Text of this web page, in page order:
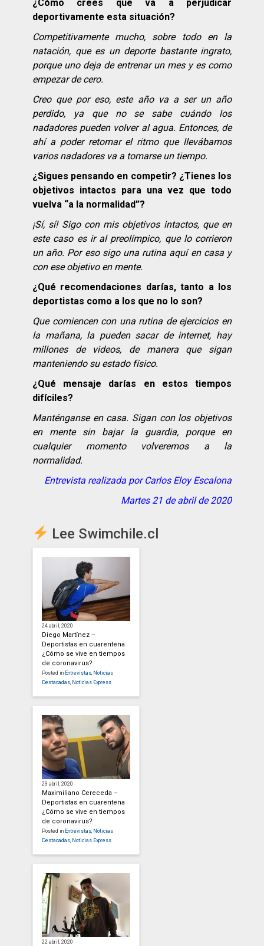
¿Cómo crees que va a perjudicar
deportivamente esta situación?
Competitivamente mucho, sobre todo en la
natación, que es un deporte bastante ingrato,
porque uno deja de entrenar un mes y es como
empezar de cero.
Creo que por eso, este año va a ser un año
perdido, ya que no se sabe cuándo los
nadadores pueden volver al agua. Entonces, de
ahí a poder retomar el ritmo que llevábamos
varios nadadores va a tomarse un tiempo.
¿Sigues pensando en competir? ¿Tienes los
objetivos intactos para una vez que todo
vuelva “a la normalidad”?
¡Sí, sí! Sigo con mis objetivos intactos, que en
este caso es ir al preolímpico, que lo corrieron
un año. Por eso sigo una rutina aquí en casa y
con ese objetivo en mente.
¿Qué recomendaciones darías, tanto a los
deportistas como a los que no lo son?
Que comiencen con una rutina de ejercicios en
la mañana, la pueden sacar de internet, hay
millones de videos, de manera que sigan
manteniendo su estado físico.
¿Qué mensaje darías en estos tiempos
difíciles?
Manténganse en casa. Sigan con los objetivos
en mente sin bajar la guardia, porque en
cualquier momento volveremos a la
normalidad.
Entrevista realizada por Carlos Eloy Escalona
Martes 21 de abril de 2020
Lee Swimchile.cl
24 abril, 2020
Diego Martínez –
Deportistas en cuarentena
¿Cómo se vive en tiempos
de coronavirus?
Posted in Entrevistas Noticias
Destacadas Noticias Express
23 abril, 2020
Maximiliano Cereceda –
Deportistas en cuarentena
¿Cómo se vive en tiempos
de coronavirus?
Posted in Entrevistas Noticias
Destacadas Noticias Express
22 abril, 2020